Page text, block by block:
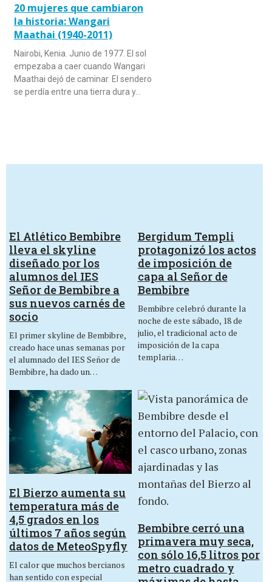
20 mujeres que cambiaron
la historia: Wangari
Maathai (1940-2011)
Nairobi, Kenia. Junio de 1977. El sol
empezaba a caer cuando Wangari
Maathai dejó de caminar. El sendero
se perdía entre una tierra dura y…
El Atlético Bembibre
lleva el skyline
diseñado por los
alumnos del IES
Señor de Bembibre a
sus nuevos carnés de
socio
El primer skyline de Bembibre,
creado hace unas semanas por
el alumnado del IES Señor de
Bembibre, ha dado un…
Bergidum Templi
protagonizó los actos
de imposición de
capa al Señor de
Bembibre
Bembibre celebró durante la
noche de este sábado, 18 de
julio, el tradicional acto de
imposición de la capa
templaria…
El Bierzo aumenta su
temperatura más de
4,5 grados en los
últimos 7 años según
datos de MeteoSpyfly
El calor que muchos bercianos
han sentido con especial
Bembibre cerró una
primavera muy seca,
con sólo 16,5 litros por
metro cuadrado y